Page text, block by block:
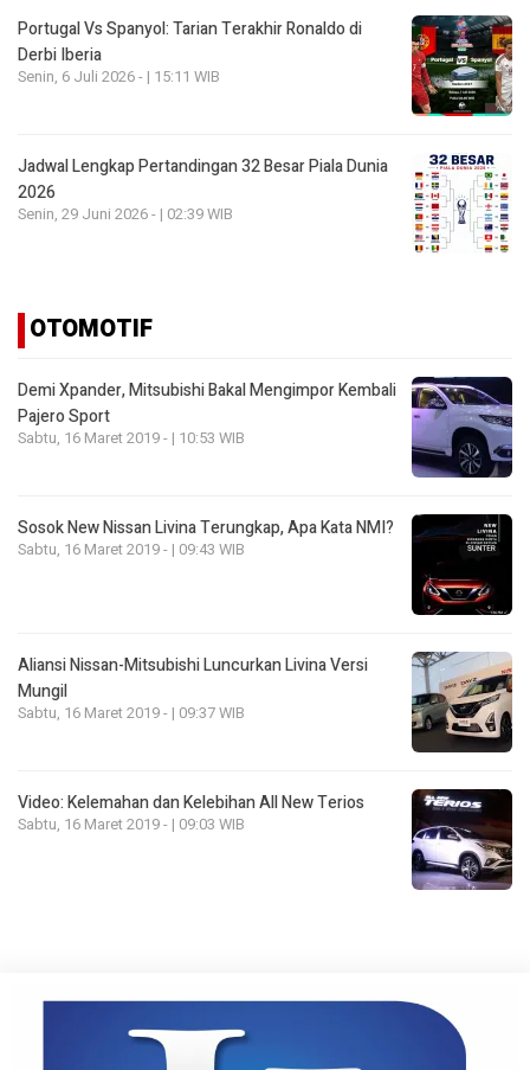
Portugal Vs Spanyol: Tarian Terakhir Ronaldo di
Derbi Iberia
Senin, 6 Juli 2026 - | 15:11 WIB
Jadwal Lengkap Pertandingan 32 Besar Piala Dunia
2026
Senin, 29 Juni 2026 - | 02:39 WIB
OTOMOTIF
Demi Xpander, Mitsubishi Bakal Mengimpor Kembali
Pajero Sport
Sabtu, 16 Maret 2019 - | 10:53 WIB
Sosok New Nissan Livina Terungkap, Apa Kata NMI?
Sabtu, 16 Maret 2019 - | 09:43 WIB
Aliansi Nissan-Mitsubishi Luncurkan Livina Versi
Mungil
Sabtu, 16 Maret 2019 - | 09:37 WIB
Video: Kelemahan dan Kelebihan All New Terios
Sabtu, 16 Maret 2019 - | 09:03 WIB